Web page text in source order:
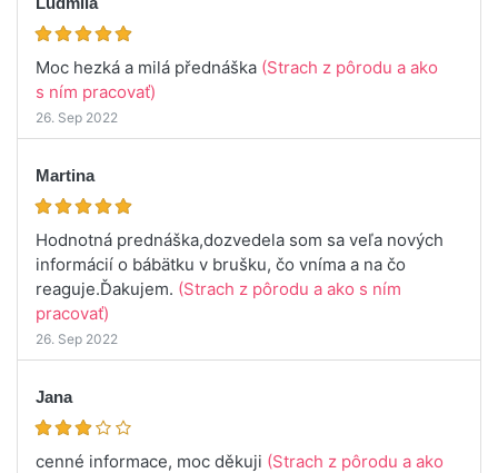
Moc hezká a milá přednáška (Strach z pôrodu a ako
s ním pracovať)
26. Sep 2022
Martina
Hodnotná prednáška,dozvedela som sa veľa nových
informácií o bábätku v brušku, čo vníma a na čo
reaguje.Ďakujem. (Strach z pôrodu a ako s ním
pracovať)
26. Sep 2022
Jana
cenné informace, moc děkuji (Strach z pôrodu a ako